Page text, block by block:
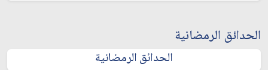
الحدائق الرمضانية
الحدائق الرمضانية